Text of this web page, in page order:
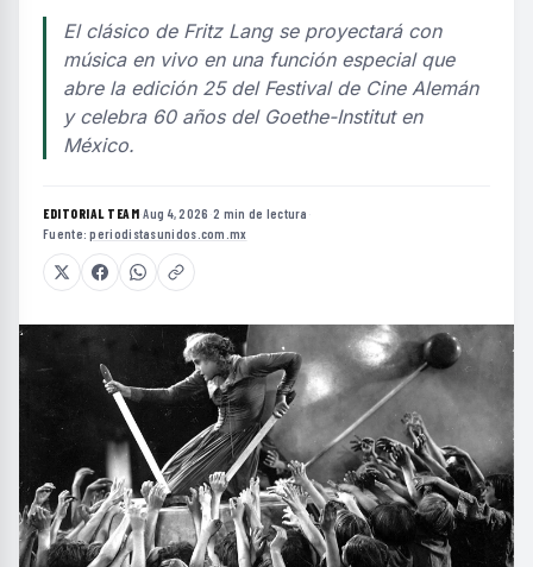
El clásico de Fritz Lang se proyectará con
música en vivo en una función especial que
abre la edición 25 del Festival de Cine Alemán
y celebra 60 años del Goethe-Institut en
México.
EDITORIAL TEAM·Aug 4, 2026 ·2 min de lectura ·
Fuente:periodistasunidos.com.mx